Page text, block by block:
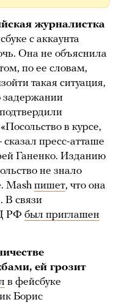
журналистка
с аккаунта
Она не объяснила
по ее словам,
такая ситуация,
подтвердили
в курсе,
пресс-атташе
Ганенко. Изданию
не знало
Mash пишет, что она
В связи
РФ был приглашен
ей грозит
в фейсбуке
Борис